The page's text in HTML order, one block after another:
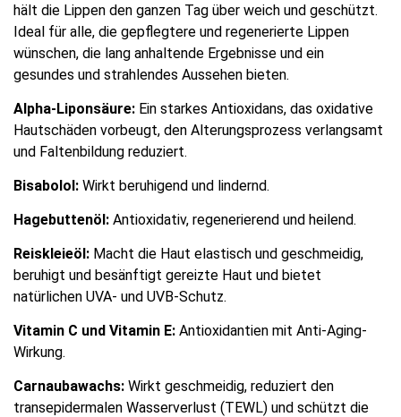
hält die Lippen den ganzen Tag über weich und geschützt.
Ideal für alle, die gepflegtere und regenerierte Lippen
wünschen, die lang anhaltende Ergebnisse und ein
gesundes und strahlendes Aussehen bieten.
Alpha-Liponsäure: Ein starkes Antioxidans, das oxidative
Hautschäden vorbeugt, den Alterungsprozess verlangsamt
und Faltenbildung reduziert.
Bisabolol: Wirkt beruhigend und lindernd.
Hagebuttenöl: Antioxidativ, regenerierend und heilend.
Reiskleieöl: Macht die Haut elastisch und geschmeidig,
beruhigt und besänftigt gereizte Haut und bietet
natürlichen UVA- und UVB-Schutz.
Vitamin C und Vitamin E: Antioxidantien mit Anti-Aging-
Wirkung.
Carnaubawachs: Wirkt geschmeidig, reduziert den
transepidermalen Wasserverlust (TEWL) und schützt die